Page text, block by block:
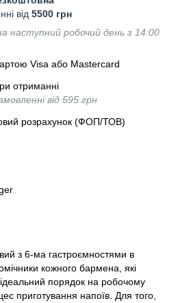
від 5500 грн
наступний робочий день з 14:00
Visa або Mastercard
отриманні
від 595 грн
розрахунок (ФОП/ТОВ)
з 6-ма гастроємностями в
кожного бармена, які
порядок на робочому
приготування напоїв. Для того,